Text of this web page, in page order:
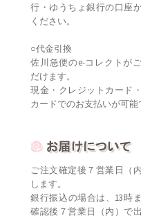
行・ゆうちょ銀行の口座
ください。
○代金引換
佐川急便のe-コレクトが
だけます。
現金・クレジットカード
カードでのお支払いが可能
ご注文確定後７営業日（
します。
銀行振込の場合は、13時
確認後７営業日（内）で